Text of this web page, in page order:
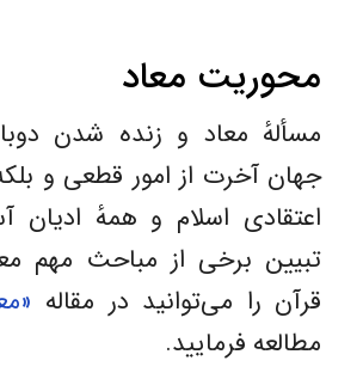
محوریت معاد
مسألهٔ معاد و زنده شدن
جهان آخرت از امور قطعی و
اعتقادی اسلام و همهٔ ادیان
تبیین برخی از مباحث مهم
قرآن را می‌توانید در مقاله
مطالعه فرمایید.